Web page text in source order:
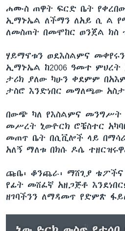
ሐሙስ ጠዋት ፍርድ ቤት
ኢማኑኤል ለችማን ለአይ ሲ ል
ለመስጠት በመሞከር ወንጀል ክስ
ሃይማኖቱን ወደእስልምና
ኢማኑኤል ከ2006 ዓመተ ምህረት
ታሪክ ያለው ካሁን ቀደምም
ታስሮ እንድነበር መግለጫው
በውጭ ካለ የእስልምና መንግሥት
መሥረት ኒውዮርክ ሮቼስተር
መጠጥ ቤት በሲቪሎች ላይ
አለኝ ማለቱ በክሱ ዶሴ
ጩቤ፡ ቆንጨራ፡ ማሸጊያ ቴፖችና
የፊት መሸፈኛ አዘጋጅቶ
ዘገባችንን ለማዳመጥ የድምጽ